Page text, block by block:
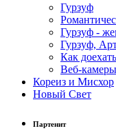
Гурзуф
Гурзуф -
Гурзуф,
Как
Веб-
Кореиз и Мисхор
Новый Свет
Партенит